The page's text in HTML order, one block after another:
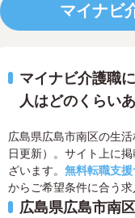
マイナビ
マイナビ介護職
人はどのくらい
広島県広島市南区の生
日更新）。サイト上に
ざいます。 無料転職支援
からご希望条件に合う求
広島県広島市南